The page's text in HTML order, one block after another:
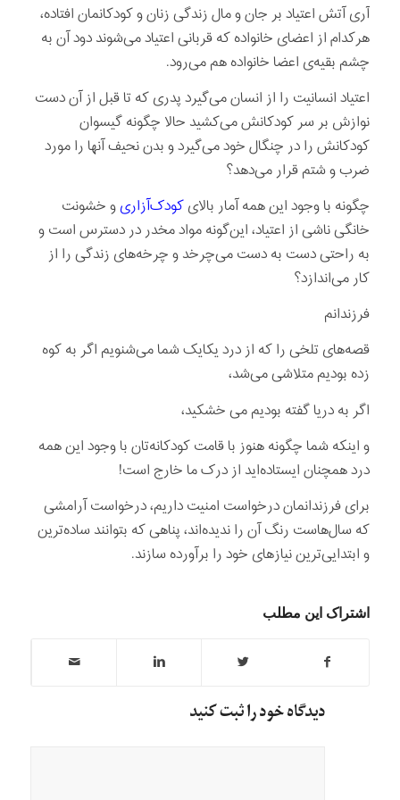
آری آتش اعتیاد بر جان و مال زندگی زنان و کودکانمان افتاده،
هرکدام از اعضای خانواده که قربانی اعتیاد می‌شوند دود آن به
چشم بقیه‌ی اعضا خانواده هم می‌رود.
اعتیاد انسانیت را از انسان می‌گیرد پدری که تا قبل از آن دست
نوازش بر سر کودکانش می‌کشید حالا چگونه گیسوان
کودکانش را در چنگال خود می‌گیرد و بدن نحیف آنها را مورد
ضرب و شتم قرار می‌دهد؟
چگونه با وجود این همه آمار بالایکودک‌آزاریو خشونت
خانگی ناشی از اعتیاد، این‌گونه مواد مخدر در دسترس است و
به راحتی دست به دست می‌چرخد و چرخه‌های زندگی را از
کار می‌اندازد؟
فرزندانم
قصه‌های تلخی را که از درد یکایک شما می‌شنویم اگر به کوه
زده بودیم متلاشی می‌شد،
اگر به دریا گفته بودیم می خشکید،
و اینکه شما چگونه هنوز با قامت کودکانه‌تان با وجود این همه
درد همچنان ایستاده‌اید از درک ما خارج است!
برای فرزندانمان درخواست امنیت داریم، درخواست آرامشی
که سال‌هاست رنگ آن را ندیده‌اند، پناهی که بتوانند ساده‌ترین
و ابتدایی‌ترین نیازهای خود را برآورده سازند.
اشتراک این مطلب
دیدگاه خود را ثبت کنید